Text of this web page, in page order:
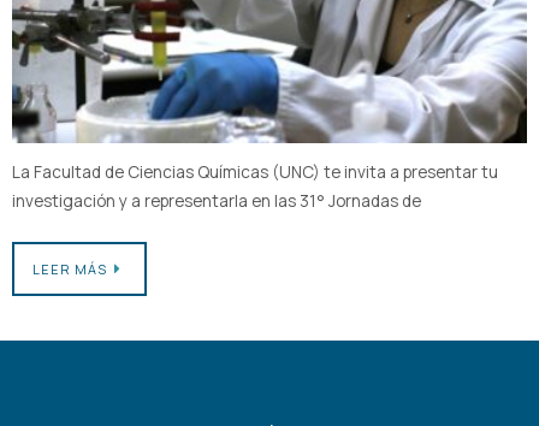
La Facultad de Ciencias Químicas (UNC) te invita a presentar tu
investigación y a representarla en las 31° Jornadas de
LEER MÁS